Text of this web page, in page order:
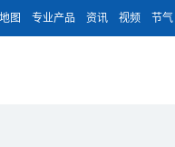
图 专业产品 资讯 视频 节气